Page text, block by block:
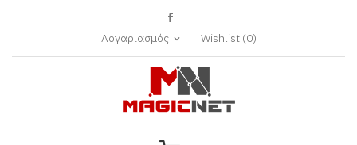
Λογαριασμός expand_more Wishlist(0)